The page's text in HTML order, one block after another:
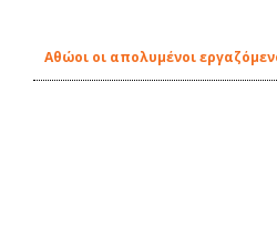
Αθώοι οι απολυμένοι